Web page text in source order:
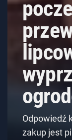
Odpowiedź
zakup jest